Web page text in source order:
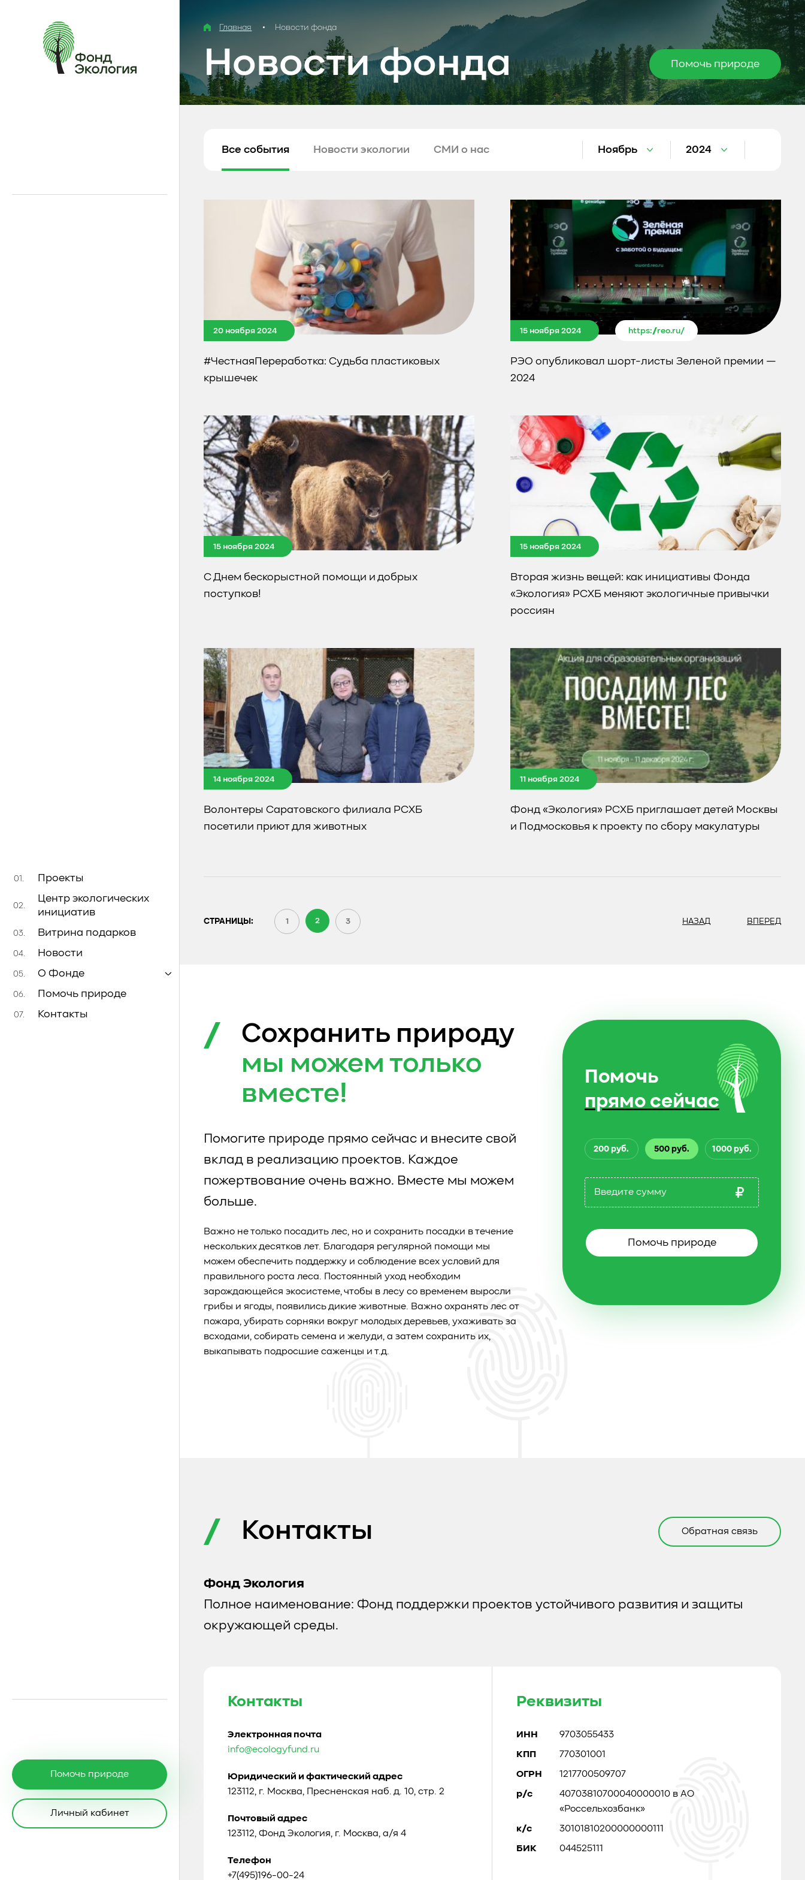
01. Проекты
02.
Центр экологических
инициатив
03. Витрина подарков
04. Новости
05. О Фонде
06. Помочь природе
07. Контакты
Помочь природе
Личный кабинет
Главная Новости фонда
Новости фонда Помочь природе
Все события Новости экологии СМИ о нас Ноябрь 2024
20 ноября 2024
#ЧестнаяПереработка: Судьба пластиковых
крышечек
15 ноября 2024 https://reo.ru/
РЭО опубликовал шорт-листы Зеленой премии —
2024
15 ноября 2024
С Днем бескорыстной помощи и добрых
поступков!
15 ноября 2024
Вторая жизнь вещей: как инициативы Фонда
«Экология» РСХБ меняют экологичные привычки
россиян
14 ноября 2024
Волонтеры Саратовского филиала РСХБ
посетили приют для животных
11 ноября 2024
Фонд «Экология» РСХБ приглашает детей Москвы
и Подмосковья к проекту по сбору макулатуры
СТРАНИЦЫ: 1 2 3 НАЗАД ВПЕРЕД
Сохранить природу
мы можем только
вместе!
Помогите природе прямо сейчас и внесите свой
вклад в реализацию проектов. Каждое
пожертвование очень важно. Вместе мы можем
больше.
Важно не только посадить лес, но и сохранить посадки в течение
нескольких десятков лет. Благодаря регулярной помощи мы
можем обеспечить поддержку и соблюдение всех условий для
правильного роста леса. Постоянный уход необходим
зарождающейся экосистеме, чтобы в лесу со временем выросли
грибы и ягоды, появились дикие животные. Важно охранять лес от
пожара, убирать сорняки вокруг молодых деревьев, ухаживать за
всходами, собирать семена и желуди, а затем сохранить их,
выкапывать подросшие саженцы и т.д.
Помочь
прямо сейчас
200 руб. 500 руб. 1000 руб.
Помочь природе
Контакты Обратная связь
Фонд Экология
Полное наименование: Фонд поддержки проектов устойчивого развития и защиты
окружающей среды.
Контакты
Электронная почта
info@ecologyfund.ru
Юридический и фактический адрес
123112, г. Москва, Пресненская наб. д. 10, стр. 2
Почтовый адрес
123112, Фонд Экология, г. Москва, а/я 4
Телефон
+7(495)196-00-24
Реквизиты
ИНН 9703055433
КПП 770301001
ОГРН 1217700509707
р/с
40703810700040000010 в АО
«Россельхозбанк»
к/с 30101810200000000111
БИК 044525111